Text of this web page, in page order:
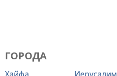
ГОРОДА